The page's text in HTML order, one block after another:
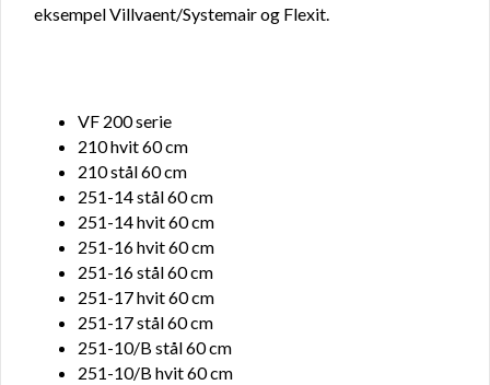
eksempel Villvaent/Systemair og Flexit.
VF 200 serie
210 hvit 60 cm
210 stål 60 cm
251-14 stål 60 cm
251-14 hvit 60 cm
251-16 hvit 60 cm
251-16 stål 60 cm
251-17 hvit 60 cm
251-17 stål 60 cm
251-10/B stål 60 cm
251-10/B hvit 60 cm